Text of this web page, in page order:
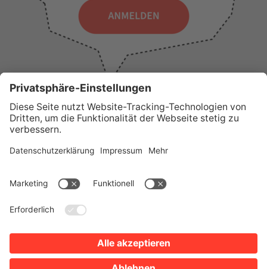
WICHTIGE LINKS
PresseWir über unsTourist-Information
Erklärung zur Barrierefreiheit
Impressum